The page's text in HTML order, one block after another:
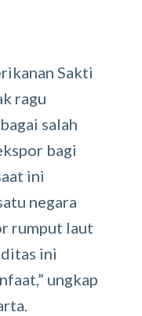
Sakti
ragu
salah
bagi
ini
negara
rumput laut
ini
ungkap